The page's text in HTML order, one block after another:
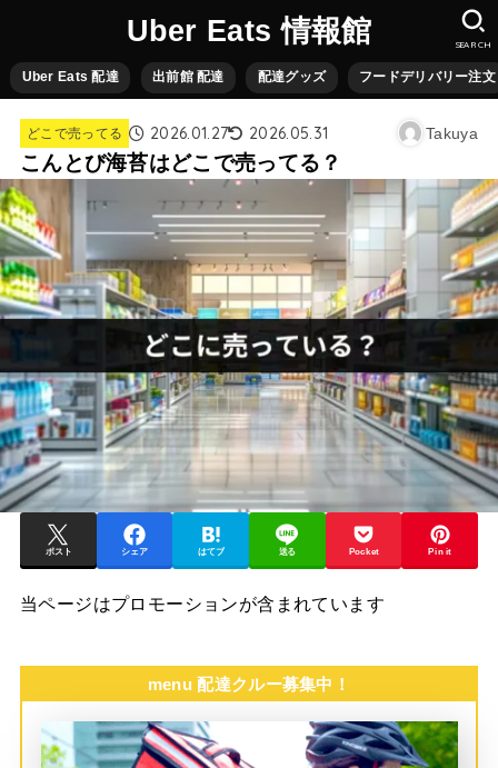
Uber Eats 情報館
Uber Eats 配達 出前館 配達 配達グッズ フードデリバリー注文
SEARCH
どこで売ってる 2026.01.27 2026.05.31 Takuya
こんとび海苔はどこで売ってる？
ポスト シェア はてブ 送る Pocket Pin it
当ページはプロモーションが含まれています
menu 配達クルー募集中！